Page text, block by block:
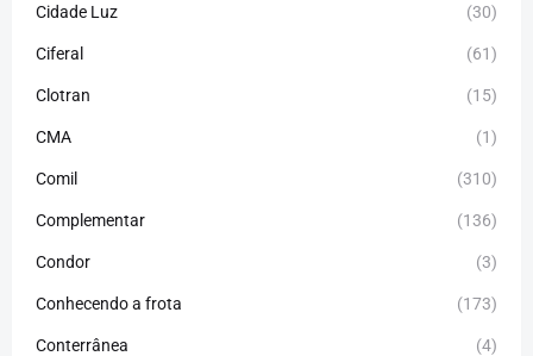
Cidade Luz (30)
Ciferal (61)
Clotran (15)
CMA (1)
Comil (310)
Complementar (136)
Condor (3)
Conhecendo a frota (173)
Conterrânea (4)